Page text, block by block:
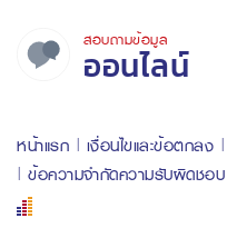
สอบถามข้อมูล
ออนไลน์
หน้าแรก เงื่อนไขและข้อตกลง
ข้อความจำกัดความรับผิดชอบ